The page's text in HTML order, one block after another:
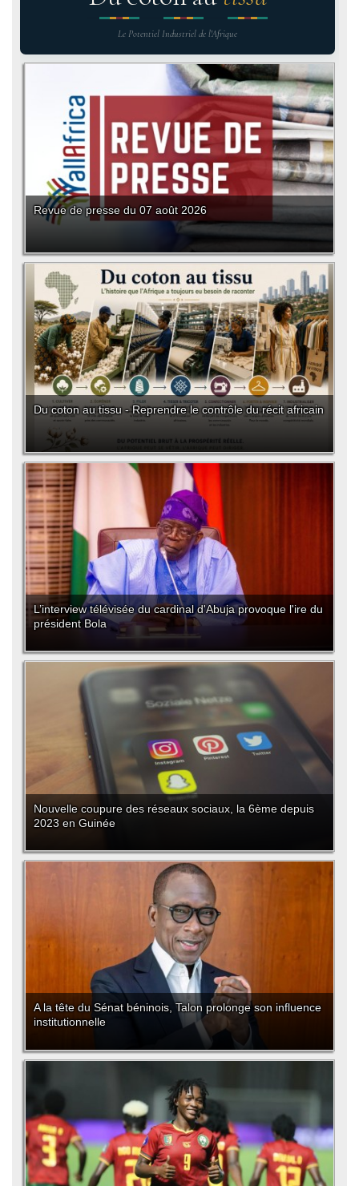
Le Potentiel Industriel de l'Afrique
Revue de presse du 07 août 2026
Du coton au tissu - Reprendre le contrôle du récit africain
L’interview télévisée du cardinal d'Abuja provoque l'ire du
président Bola
Nouvelle coupure des réseaux sociaux, la 6ème depuis
2023 en Guinée
A la tête du Sénat béninois, Talon prolonge son influence
institutionnelle